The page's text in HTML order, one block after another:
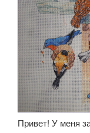
Привет! У меня